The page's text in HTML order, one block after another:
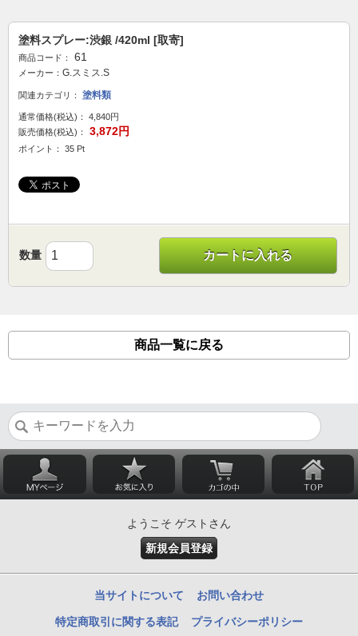
塗料スプレー:渋銀 /420ml [取寄]
商品コード： 61
メーカー： G.スミス.S
関連カテゴリ： 塗料類
通常価格(税込)：
4,840円
販売価格(税込)：
3,872円
ポイント： 35 Pt
数量 カートに入れる
商品一覧に戻る
ようこそ ゲストさん
新規会員登録
当サイトについて お問い合わせ
特定商取引に関する表記 プライバシーポリシー